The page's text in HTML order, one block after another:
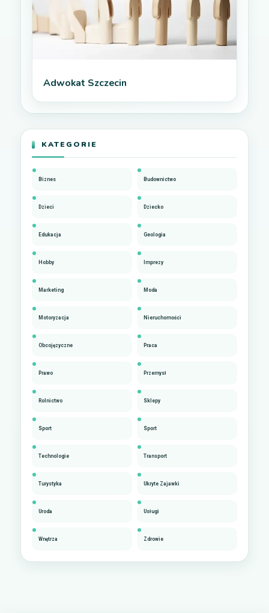
Adwokat Szczecin
KATEGORIE
Biznes Budownictwo
Dzieci Dziecko
Edukacja Geologia
Hobby Imprezy
Marketing Moda
Motoryzacja Nieruchomości
Obcojęzyczne Praca
Prawo Przemysł
Rolnictwo Sklepy
Sport Sport
Technologie Transport
Turystyka Ukryte Zajawki
Uroda Usługi
Wnętrza Zdrowie